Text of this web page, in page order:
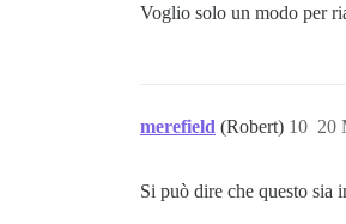
Voglio solo un modo per
merefield (Robert) 20
10
Si può dire che questo sia